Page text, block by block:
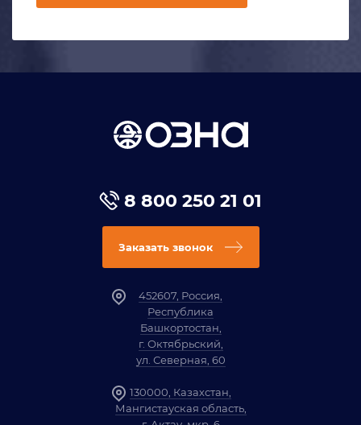
8 800 250 21 01
Заказать звонок
452607, Россия,
Республика
Башкортостан,
г. Октябрьский,
ул. Северная, 60
130000, Казахстан,
Мангистауская область,